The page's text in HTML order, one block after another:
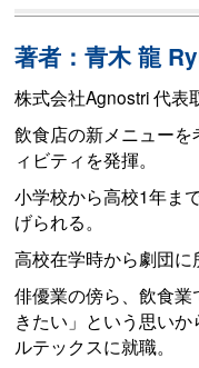
著者：青木 龍
株式会社Agnostri 代表
飲食店の新メニュー
ィビティを発揮。
小学校から高校1年ま
げられる。
高校在学時から劇団に
俳優業の傍ら、飲食
きたい」という思い
ルテックスに就職。